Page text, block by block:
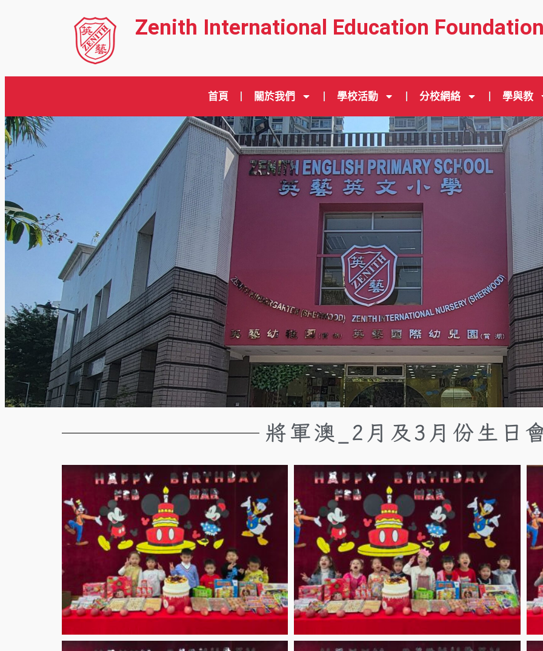
Zenith International Education
首頁 關於我們 學校活動 分校網絡 學與教
將軍澳_2月及3月份生日